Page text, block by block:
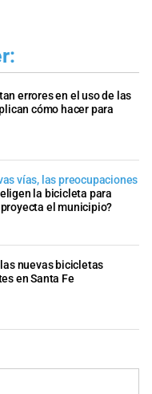
errores en el uso de las
cómo hacer para
vías, las preocupaciones
la bicicleta para
el municipio?
nuevas bicicletas
en Santa Fe